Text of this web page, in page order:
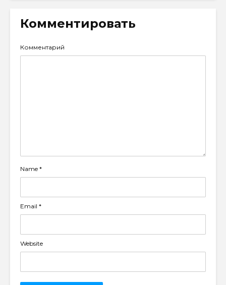
Комментировать
Комментарий
Name *
Email *
Website